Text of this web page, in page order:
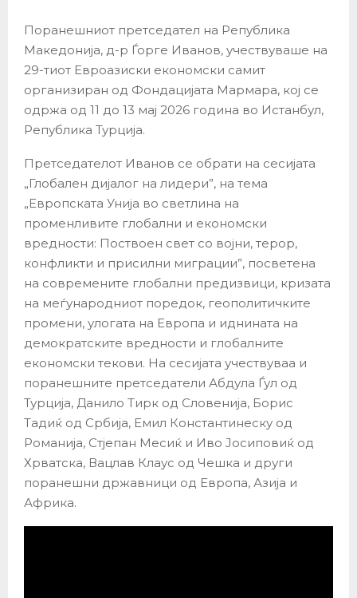
Поранешниот претседател на Република
Македонија, д-р Ѓорге Иванов, учествуваше на
29-тиот Евроазиски економски самит
организиран од Фондацијата Мармара, кој се
одржа од 11 до 13 мај 2026 година во Истанбул,
Република Турција.
Претседателот Иванов се обрати на сесијата
„Глобален дијалог на лидери”, на тема
„Европската Унија во светлина на
променливите глобални и економски
вредности: Поствоен свет со војни, терор,
конфликти и присилни миграции”, посветена
на современите глобални предизвици, кризата
на меѓународниот поредок, геополитичките
промени, улогата на Европа и иднината на
демократските вредности и глобалните
економски текови. На сесијата учествуваа и
поранешните претседатели Абдула Ѓул од
Турција, Данило Тирк од Словенија, Борис
Тадиќ од Србија, Емил Константинеску од
Романија, Стјепан Месиќ и Иво Јосиповиќ од
Хрватска, Вацлав Клаус од Чешка и други
поранешни државници од Европа, Азија и
Африка.